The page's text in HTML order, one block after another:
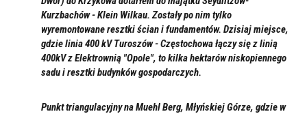
Kurzbachów - Klein Wilkau. Zostały po nim tylko
wyremontowane resztki ścian i fundamentów. Dzisiaj miejsce,
gdzie linia 400 kV Turoszów - Częstochowa łączy się z linią
400kV z Elektrownią "Opole", to kilka hektarów niskopiennego
sadu i resztki budynków gospodarczych.
Punkt triangulacyjny na Muehl Berg, Młyńskiej Górze, gdzie w